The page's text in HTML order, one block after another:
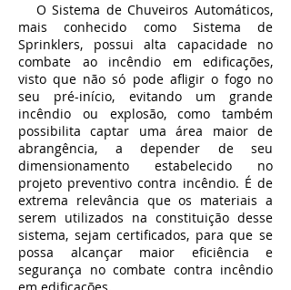
O Sistema de Chuveiros Automáticos,
mais conhecido como Sistema de
Sprinklers, possui alta capacidade no
combate ao incêndio em edificações,
visto que não só pode afligir o fogo no
seu pré-início, evitando um grande
incêndio ou explosão, como também
possibilita captar uma área maior de
abrangência, a depender de seu
dimensionamento estabelecido no
projeto preventivo contra incêndio. É de
extrema relevância que os materiais a
serem utilizados na constituição desse
sistema, sejam certificados, para que se
possa alcançar maior eficiência e
segurança no combate contra incêndio